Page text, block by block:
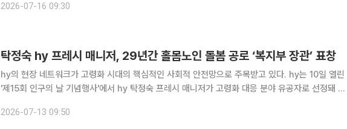
고 16일 밝혔다. NutraIngredient
2026-07-16 09:30
탁정숙 hy 프레시 매니저, 29년간 홀몸노인 돌봄 공로 ‘복지부 장관’ 표창
hy의 현장 네트워크가 고령화 시대의 핵심적인 사회적 안전망으로 주목받고 있다. hy는 10일 열린
'제15회 인구의 날 기념행사'에서 hy 탁정숙 프레시 매니저가 고령화 대응 분야 유공자로 선정돼 보
기 대응에 기여한 공로를 인정받아 3년 연속 장관 표창을
2026-07-13 09:50